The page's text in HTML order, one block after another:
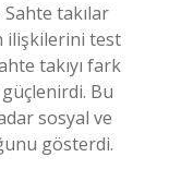
takılar
ilişkilerini test
takıyı fark
Bu
sosyal ve
gösterdi.